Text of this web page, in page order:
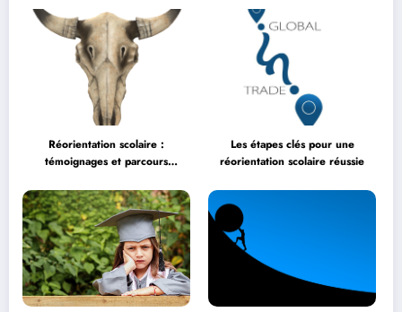
Réorientation scolaire :
témoignages et parcours
Les étapes clés pour une
réorientation scolaire réussie